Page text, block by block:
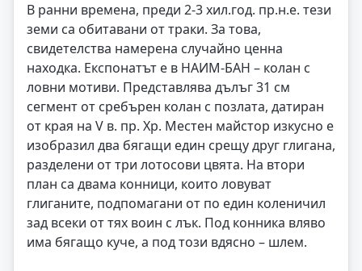
В ранни времена, преди 2-3 хил.год. пр.н.е. тези
земи са обитавани от траки. За това,
свидетелства намерена случайно ценна
находка. Експонатът е в НАИМ-БАН – колан с
ловни мотиви. Представлява дълъг 31 см
сегмент от сребърен колан с позлата, датиран
от края на V в. пр. Хр. Местен майстор изкусно е
изобразил два бягащи един срещу друг глигана,
разделени от три лотосови цвята. На втори
план са двама конници, които ловуват
глиганите, подпомагани от по един коленичил
зад всеки от тях воин с лък. Под конника вляво
има бягащо куче, а под този вдясно – шлем.